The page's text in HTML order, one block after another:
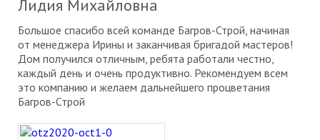
Лидия Михайловна
Большое спасибо всей команде Багров-Строй, начиная
от менеджера Ирины и заканчивая бригадой мастеров!
Дом получился отличным, ребята работали честно,
каждый день и очень продуктивно. Рекомендуем всем
это компанию и желаем дальнейшего процветания
Багров-Строй